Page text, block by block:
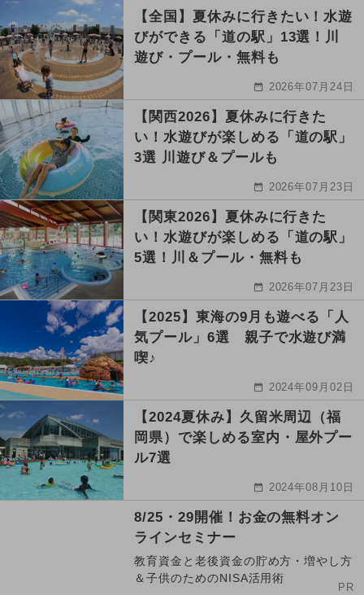
【全国】夏休みに行きたい！水遊
びができる「道の駅」13選！川
遊び・プール・無料も
2026年07月24日
【関西2026】夏休みに行きた
い！水遊びが楽しめる「道の駅」
3選 川遊び＆プールも
2026年07月23日
【関東2026】夏休みに行きた
い！水遊びが楽しめる「道の駅」
5選！川＆プール・無料も
2026年07月23日
【2025】東海の9月も遊べる「人
気プール」6選 親子で水遊び満
喫♪
2024年09月02日
【2024夏休み】久留米周辺（福
岡県）で楽しめる室内・屋外プー
ル7選
2024年08月10日
8/25・29開催！お金の無料オン
ラインセミナー
教育資金と老後資金の貯め方・増やし方
＆子供のためのNISA活用術
PR